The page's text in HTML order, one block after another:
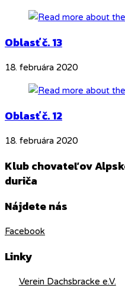
Oblasť č. 13
18. februára 2020
Oblasť č. 12
18. februára 2020
Klub chovateľov
duriča
Nájdete nás
Facebook
Linky
Verein Dachsbracke e.V.